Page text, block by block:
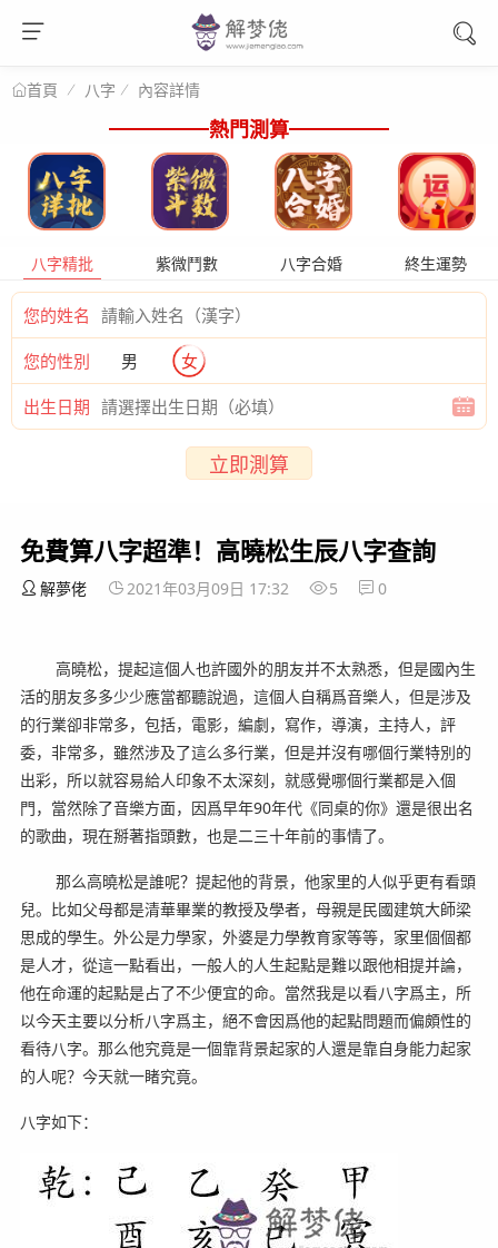
首頁 八字 內容詳情
熱門測算
八字精批 紫微鬥數 八字合婚 終生運勢
您的姓名
您的性別 男 女
出生日期
立即測算
免費算八字超準！高曉松生辰八字查詢
解夢佬 2021年03月09日 17:32 5 0
高曉松，提起這個人也許國外的朋友并不太熟悉，但是國內生
活的朋友多多少少應當都聽說過，這個人自稱爲音樂人，但是涉及
的行業卻非常多，包括，電影，編劇，寫作，導演，主持人，評
委，非常多，雖然涉及了這么多行業，但是并沒有哪個行業特別的
出彩，所以就容易給人印象不太深刻，就感覺哪個行業都是入個
門，當然除了音樂方面，因爲早年90年代《同桌的你》還是很出名
的歌曲，現在掰著指頭數，也是二三十年前的事情了。
那么高曉松是誰呢？提起他的背景，他家里的人似乎更有看頭
兒。比如父母都是清華畢業的教授及學者，母親是民國建筑大師梁
思成的學生。外公是力學家，外婆是力學教育家等等，家里個個都
是人才，從這一點看出，一般人的人生起點是難以跟他相提并論，
他在命運的起點是占了不少便宜的命。當然我是以看八字爲主，所
以今天主要以分析八字爲主，絕不會因爲他的起點問題而偏頗性的
看待八字。那么他究竟是一個靠背景起家的人還是靠自身能力起家
的人呢？今天就一睹究竟。
八字如下：